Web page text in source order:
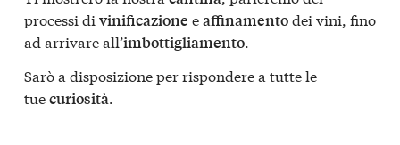
processi di vinificazione eaffinamentodei vini, fino
ad arrivare all’imbottigliamento.
Sarò a disposizione per rispondere a tutte le
tuecuriosità.